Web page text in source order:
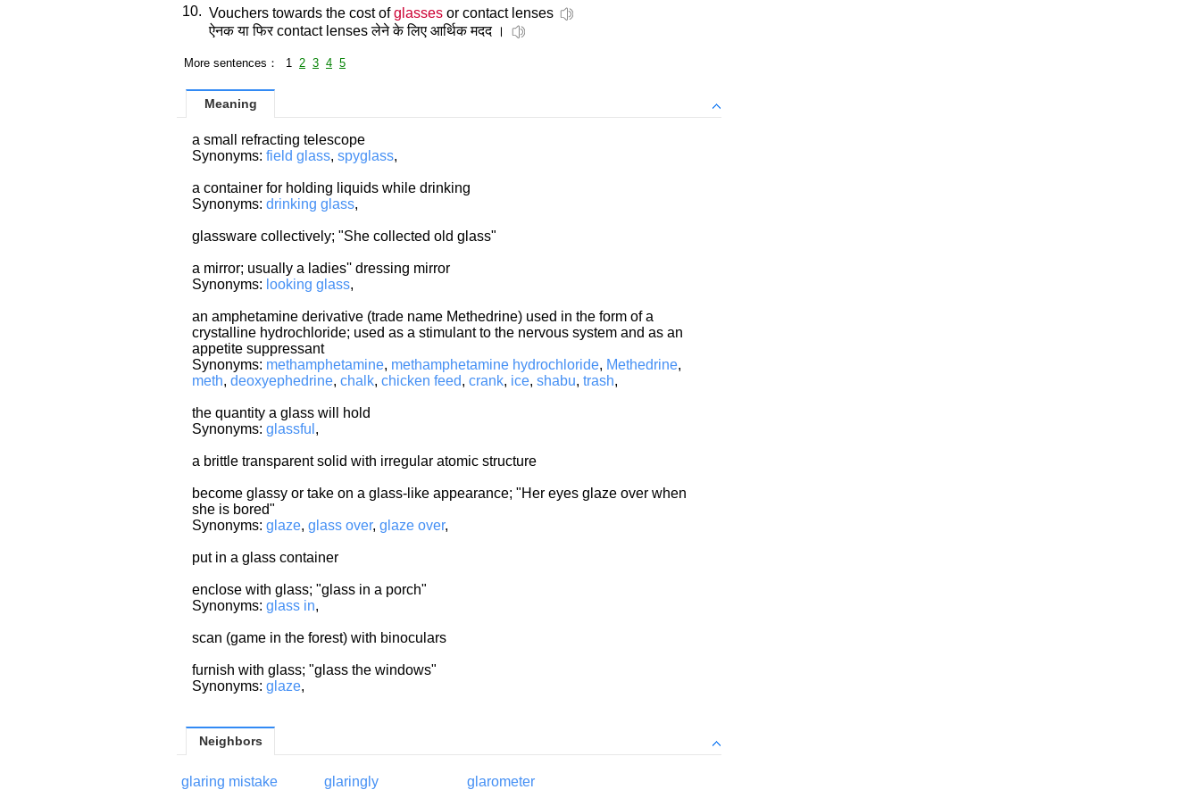
10. Vouchers towards the cost ofglasses or contact lenses
ऐनक या फिर contact lenses लेने के लिए आर्थिक मदद ।
More sentences： 1 2 3 4 5
Meaning
a small refracting telescope
Synonyms: field glass, spyglass,
a container for holding liquids while drinking
Synonyms: drinking glass,
glassware collectively; "She collected old glass"
a mirror; usually a ladies'' dressing mirror
Synonyms: looking glass,
an amphetamine derivative (trade name Methedrine) used in the form of a
crystalline hydrochloride; used as a stimulant to the nervous system and as an
appetite suppressant
Synonyms: methamphetamine, methamphetamine hydrochloride, Methedrine,
meth, deoxyephedrine, chalk, chicken feed, crank, ice, shabu, trash,
the quantity a glass will hold
Synonyms: glassful ,
a brittle transparent solid with irregular atomic structure
become glassy or take on a glass-like appearance; "Her eyes glaze over when
she is bored"
Synonyms: glaze, glass over, glaze over,
put in a glass container
enclose with glass; "glass in a porch"
Synonyms: glass in,
scan (game in the forest) with binoculars
furnish with glass; "glass the windows"
Synonyms: glaze,
Neighbors
glaring mistake glaringly glarometer